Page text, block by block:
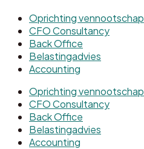
Oprichting vennootschap
CFO Consultancy
Back Office
Belastingadvies
Accounting
Oprichting vennootschap
CFO Consultancy
Back Office
Belastingadvies
Accounting